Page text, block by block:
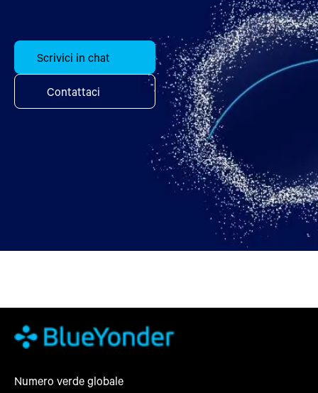
Scrivici in chat
Contattaci
Numero verde globale